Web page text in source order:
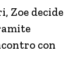
Zoe decide
con